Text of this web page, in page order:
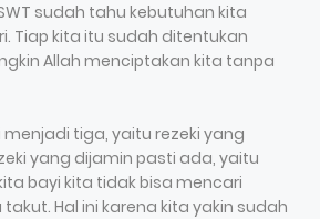
sudah tahu kebutuhan kita
Tiap kita itu sudah ditentukan
Allah menciptakan kita tanpa
tiga, yaitu rezeki yang
yang dijamin pasti ada, yaitu
bayi kita tidak bisa mencari
Hal ini karena kita yakin sudah